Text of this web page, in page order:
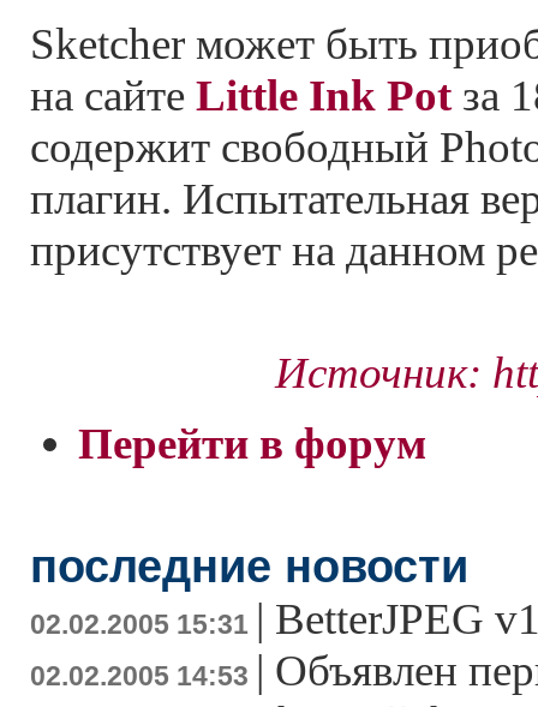
Sketcher может быть
на сайте Little Ink Potза
содержит свободный
плагин. Испытательная
присутствует на данном
Источник:
Перейти в форум
последние новости
02.02.2005 15:31 | BetterJPEG
02.02.2005 14:53 | Объявлен